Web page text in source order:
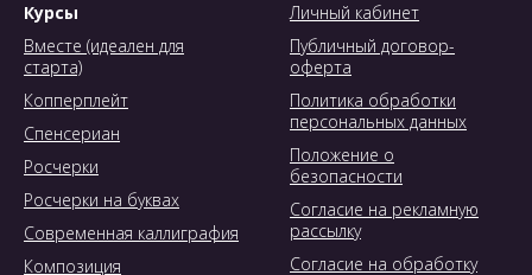
Курсы
Вместе (идеален для
старта)
Копперплейт
Спенсериан
Росчерки
Росчерки на буквах
Современная каллиграфия
Композиция
Личный кабинет
Публичный договор-
оферта
Политика обработки
персональных данных
Положение о
безопасности
Согласие на рекламную
рассылку
Согласие на обработку